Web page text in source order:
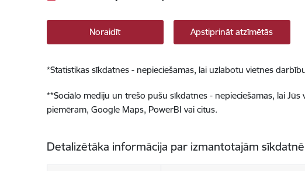
Noraidīt Apstiprināt atzīmētās
*Statistikas sīkdatnes - nepieciešamas, lai uzlabotu vietnes
**Sociālo mediju un trešo pušu sīkdatnes - nepieciešamas, lai
piemēram, Google Maps, PowerBI vai citus.
Detalizētāka informācija par izmantotajām